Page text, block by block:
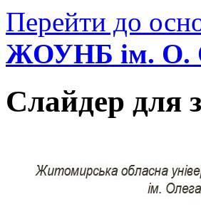
Перейти до
ЖОУНБ ім. О.
Слайдер для